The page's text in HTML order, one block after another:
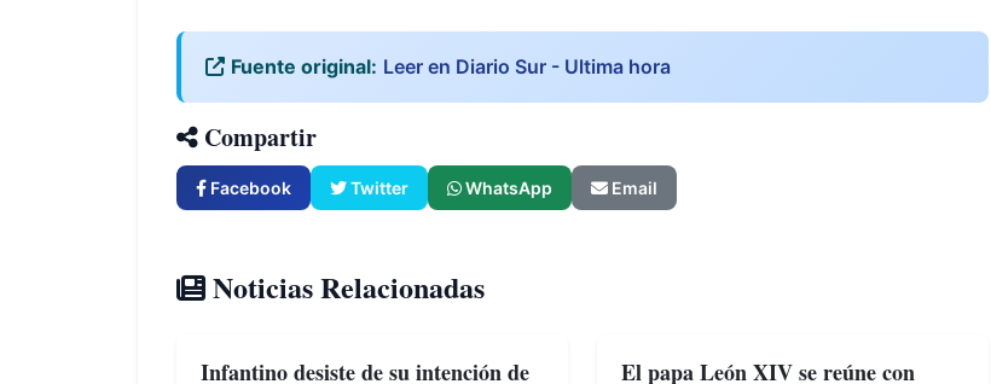
Fuente original: Leer en Diario Sur - Ultima hora
Compartir
Facebook Twitter WhatsApp Email
Noticias Relacionadas
Infantino desiste de su intención de
El papa León XIV se reúne con